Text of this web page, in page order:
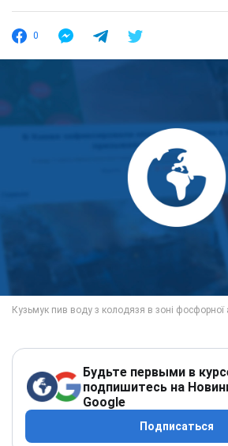
0
Будьте первыми в
подпишитесь на
Google
Подписаться